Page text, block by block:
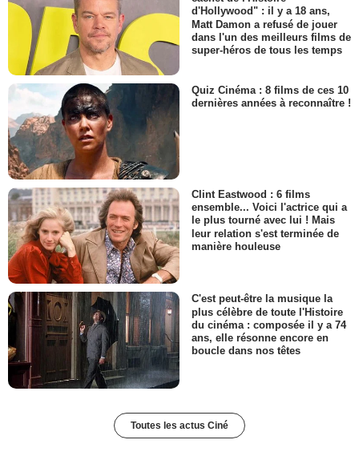
d'Hollywood" : il y a 18 ans,
Matt Damon a refusé de jouer
dans l'un des meilleurs films de
super-héros de tous les temps
Quiz Cinéma : 8 films de ces 10
dernières années à reconnaître !
Clint Eastwood : 6 films
ensemble... Voici l'actrice qui a
le plus tourné avec lui ! Mais
leur relation s'est terminée de
manière houleuse
C'est peut-être la musique la
plus célèbre de toute l'Histoire
du cinéma : composée il y a 74
ans, elle résonne encore en
boucle dans nos têtes
Toutes les actus Ciné